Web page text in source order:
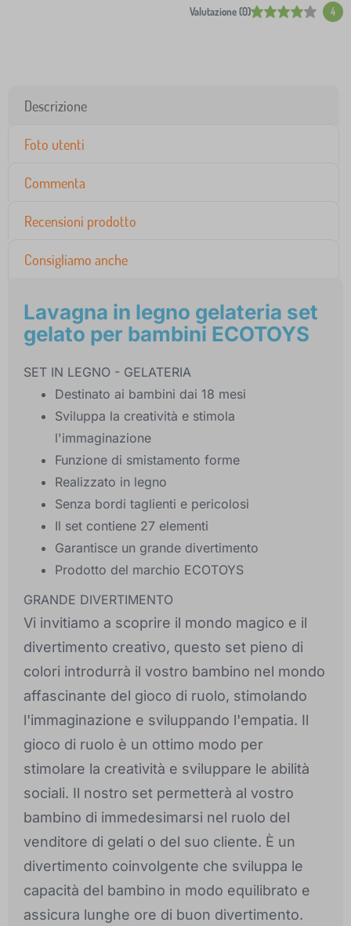
Valutazione (0) 4
Descrizione
Foto utenti
Commenta
Recensioni prodotto
Consigliamo anche
Lavagna in legno gelateria set
gelato per bambini ECOTOYS
SET IN LEGNO - GELATERIA
Destinato ai bambini dai 18 mesi
Sviluppa la creatività e stimola
l'immaginazione
Funzione di smistamento forme
Realizzato in legno
Senza bordi taglienti e pericolosi
Il set contiene 27 elementi
Garantisce un grande divertimento
Prodotto del marchio ECOTOYS
GRANDE DIVERTIMENTO
Vi invitiamo a scoprire il mondo magico e il
divertimento creativo, questo set pieno di
colori introdurrà il vostro bambino nel mondo
affascinante del gioco di ruolo, stimolando
l'immaginazione e sviluppando l'empatia. Il
gioco di ruolo è un ottimo modo per
stimolare la creatività e sviluppare le abilità
sociali. Il nostro set permetterà al vostro
bambino di immedesimarsi nel ruolo del
venditore di gelati o del suo cliente. È un
divertimento coinvolgente che sviluppa le
capacità del bambino in modo equilibrato e
assicura lunghe ore di buon divertimento.